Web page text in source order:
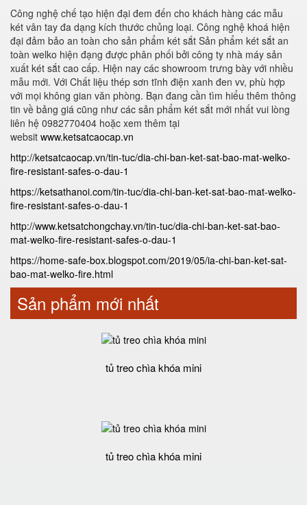
Công nghệ chế tạo hiện đại đem đến cho khách hàng các mẫu
két vân tay đa dạng kích thước chủng loại. Công nghệ khoá hiện
đại đảm bảo an toàn cho sản phẩm két sắt Sản phẩm két sắt an
toàn welko hiện đạng được phân phối bởi công ty nhà máy sản
xuất két sắt cao cấp. Hiện nay các showroom trưng bày với nhiều
mẫu mới. Với Chất liệu thép sơn tĩnh điện xanh đen vv, phù hợp
với mọi không gian văn phòng. Bạn đang cần tìm hiểu thêm thông
tin về bảng giá cũng như các sản phẩm két sắt mới nhất vui lòng
liên hệ 0982770404 hoặc xem thêm tại
websit www.ketsatcaocap.vn
http://ketsatcaocap.vn/tin-tuc/dia-chi-ban-ket-sat-bao-mat-welko-
fire-resistant-safes-o-dau-1
https://ketsathanoi.com/tin-tuc/dia-chi-ban-ket-sat-bao-mat-welko-
fire-resistant-safes-o-dau-1
http://www.ketsatchongchay.vn/tin-tuc/dia-chi-ban-ket-sat-bao-
mat-welko-fire-resistant-safes-o-dau-1
https://home-safe-box.blogspot.com/2019/05/ia-chi-ban-ket-sat-
bao-mat-welko-fire.html
Sản phẩm mới nhất
tủ treo chìa khóa mini
tủ treo chìa khóa mini